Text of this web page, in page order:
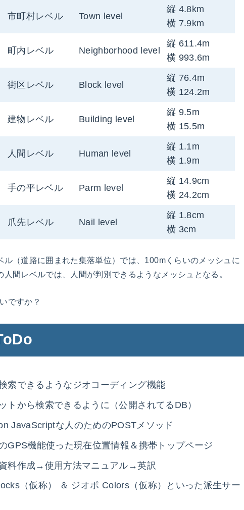
市町村レベル Town level
縦 4.8km
横 7.9km
町内レベル Neighborhood level
縦 611.4m
横 993.6m
街区レベル Block level
縦 76.4m
横 124.2m
建物レベル Building level
縦 9.5m
横 15.5m
人間レベル Human level
縦 1.1m
横 1.9m
手の平レベル Parm level
縦 14.9cm
横 24.2cm
爪先レベル Nail level
縦 1.8cm
横 3cm
ル（道路に囲まれた集落単位）では、100mくらいのメッシュに
人間レベルでは、人間が判別できるようなメッシュとなる。
ですか？
索できるようなジオコーディング機能
トから検索できるように（公開されてるDB）
JavaScriptな人のためのPOSTメソッド
GPS機能使った現在位置情報＆携帯トップページ
料作成→使用方法マニュアル→英訳
（仮称） ＆ ジオポ Colors（仮称）といった派生サー